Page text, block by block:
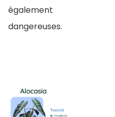
également
dangereuses.